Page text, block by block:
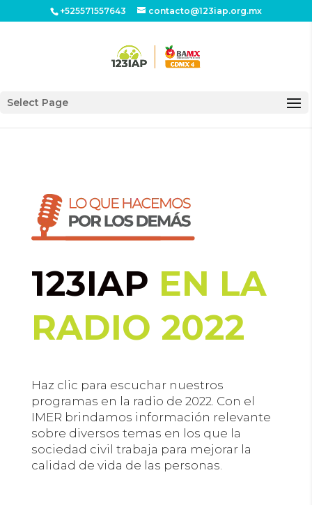
+525571557643 contacto@123iap.org.mx
Select Page
123IAP EN LA
RADIO 2022
Haz clic para escuchar nuestros
programas en la radio de 2022. Con el
IMER brindamos información relevante
sobre diversos temas en los que la
sociedad civil trabaja para mejorar la
calidad de vida de las personas.